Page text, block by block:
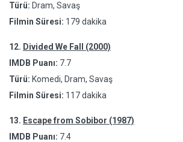
Türü: Dram, Savaş
Filmin Süresi: 179 dakika
12. Divided We Fall (2000)
IMDB Puanı: 7.7
Türü: Komedi, Dram, Savaş
Filmin Süresi: 117 dakika
13. Escape from Sobibor (1987)
IMDB Puanı: 7.4